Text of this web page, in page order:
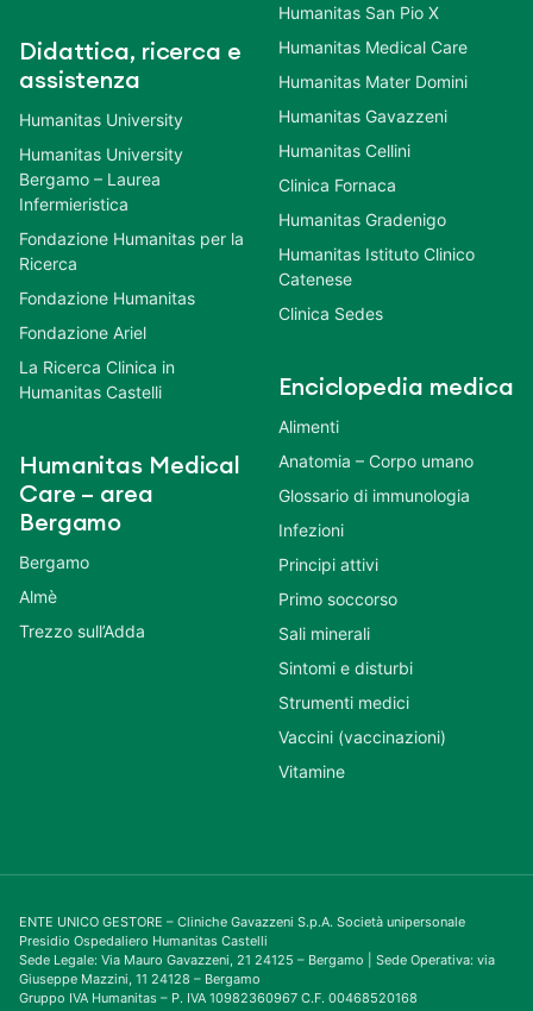
Didattica, ricerca e
assistenza
Humanitas University
Humanitas University
Bergamo – Laurea
Infermieristica
Fondazione Humanitas per la
Ricerca
Fondazione Humanitas
Fondazione Ariel
La Ricerca Clinica in
Humanitas Castelli
Humanitas Medical
Care – area
Bergamo
Bergamo
Almè
Trezzo sull’Adda
Humanitas San Pio X
Humanitas Medical Care
Humanitas Mater Domini
Humanitas Gavazzeni
Humanitas Cellini
Clinica Fornaca
Humanitas Gradenigo
Humanitas Istituto Clinico
Catenese
Clinica Sedes
Enciclopedia medica
Alimenti
Anatomia – Corpo umano
Glossario di immunologia
Infezioni
Principi attivi
Primo soccorso
Sali minerali
Sintomi e disturbi
Strumenti medici
Vaccini (vaccinazioni)
Vitamine
ENTE UNICO GESTORE – Cliniche Gavazzeni S.p.A. Società unipersonale
Presidio Ospedaliero Humanitas Castelli
Sede Legale: Via Mauro Gavazzeni, 21 24125 – Bergamo | Sede Operativa: via
Giuseppe Mazzini, 11 24128 – Bergamo
Gruppo IVA Humanitas – P. IVA 10982360967 C.F. 00468520168